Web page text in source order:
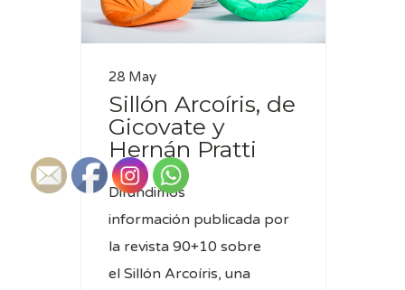
28 May
Sillón Arcoíris, de
Gicovate y
Hernán Pratti
Difundimos
información publicada por
la revista 90+10 sobre
el Sillón Arcoíris, una